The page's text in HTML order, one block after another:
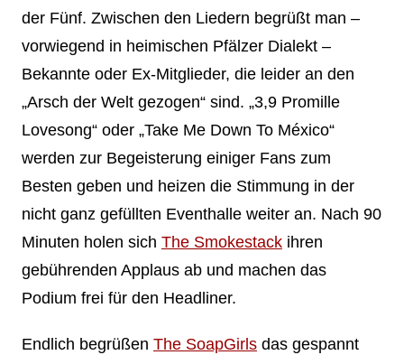
der Fünf. Zwischen den Liedern begrüßt man –
vorwiegend in heimischen Pfälzer Dialekt –
Bekannte oder Ex-Mitglieder, die leider an den
„Arsch der Welt gezogen“ sind. „3,9 Promille
Lovesong“ oder „Take Me Down To México“
werden zur Begeisterung einiger Fans zum
Besten geben und heizen die Stimmung in der
nicht ganz gefüllten Eventhalle weiter an. Nach 90
Minuten holen sich The Smokestackihren
gebührenden Applaus ab und machen das
Podium frei für den Headliner.
Endlich begrüßen The SoapGirlsdas gespannt